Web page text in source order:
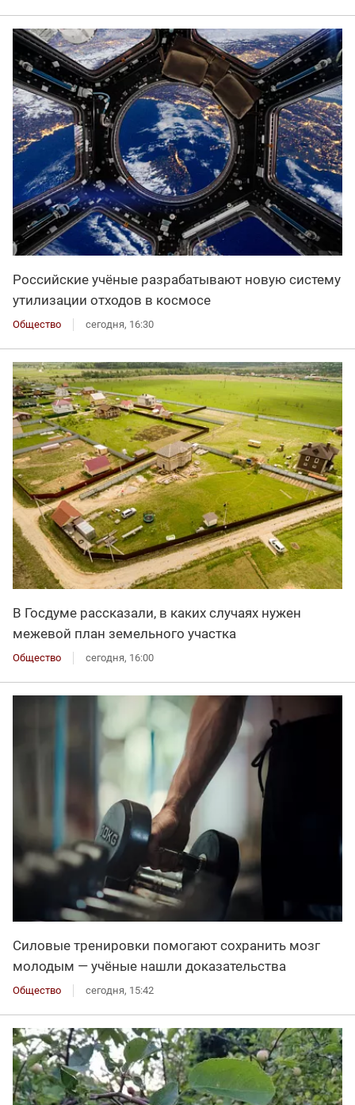
Российские учёные разрабатывают новую систему
утилизации отходов в космосе
Общество сегодня, 16:30
В Госдуме рассказали, в каких случаях нужен
межевой план земельного участка
Общество сегодня, 16:00
Силовые тренировки помогают сохранить мозг
молодым — учёные нашли доказательства
Общество сегодня, 15:42